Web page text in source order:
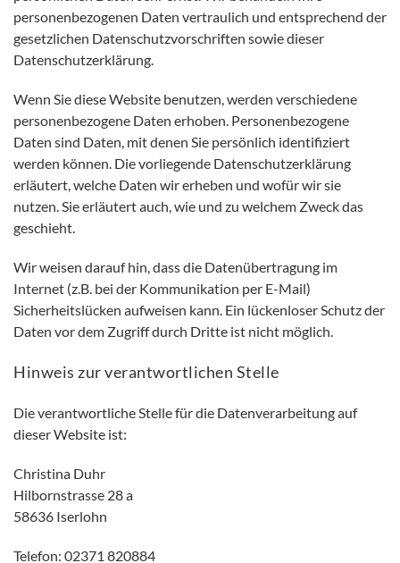
personenbezogenen Daten vertraulich und entsprechend der
gesetzlichen Datenschutzvorschriften sowie dieser
Datenschutzerklärung.
Wenn Sie diese Website benutzen, werden verschiedene
personenbezogene Daten erhoben. Personenbezogene
Daten sind Daten, mit denen Sie persönlich identifiziert
werden können. Die vorliegende Datenschutzerklärung
erläutert, welche Daten wir erheben und wofür wir sie
nutzen. Sie erläutert auch, wie und zu welchem Zweck das
geschieht.
Wir weisen darauf hin, dass die Datenübertragung im
Internet (z.B. bei der Kommunikation per E-Mail)
Sicherheitslücken aufweisen kann. Ein lückenloser Schutz der
Daten vor dem Zugriff durch Dritte ist nicht möglich.
Hinweis zur verantwortlichen Stelle
Die verantwortliche Stelle für die Datenverarbeitung auf
dieser Website ist:
Christina Duhr
Hilbornstrasse 28 a
58636 Iserlohn
Telefon: 02371 820884